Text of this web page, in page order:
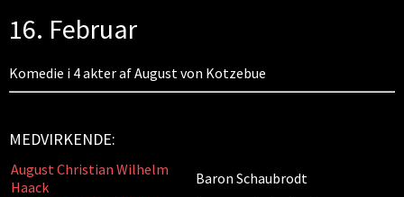
16. Februar
Komedie i 4 akter af August von Kotzebue
MEDVIRKENDE:
August Christian Wilhelm
Haack
Baron Schaubrodt